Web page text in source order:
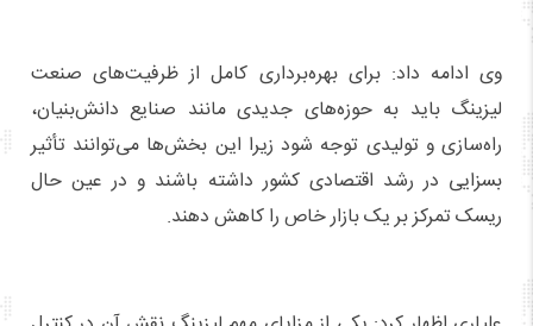
وی ادامه داد: برای بهره‌برداری کامل از ظرفیت‌های صنعت
لیزینگ باید به حوزه‌های جدیدی مانند صنایع دانش‌بنیان،
راه‌سازی و تولیدی توجه شود زیرا این بخش‌ها می‌توانند تأثیر
بسزایی در رشد اقتصادی کشور داشته باشند و در عین حال
ریسک تمرکز بر یک بازار خاص را کاهش دهند.